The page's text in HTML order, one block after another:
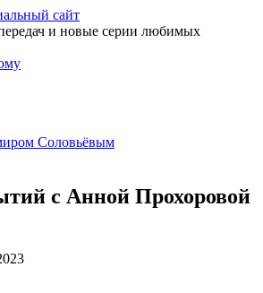
сайт
и новые серии любимых
Соловьёвым
с Анной Прохоровой